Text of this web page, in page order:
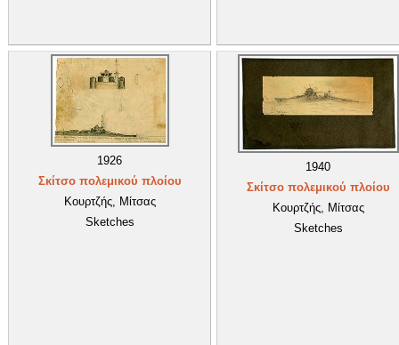
1926
Σκίτσο πολεμικού πλοίου
Κουρτζής, Μίτσας
Sketches
1940
Σκίτσο πολεμικού πλοίου
Κουρτζής, Μίτσας
Sketches